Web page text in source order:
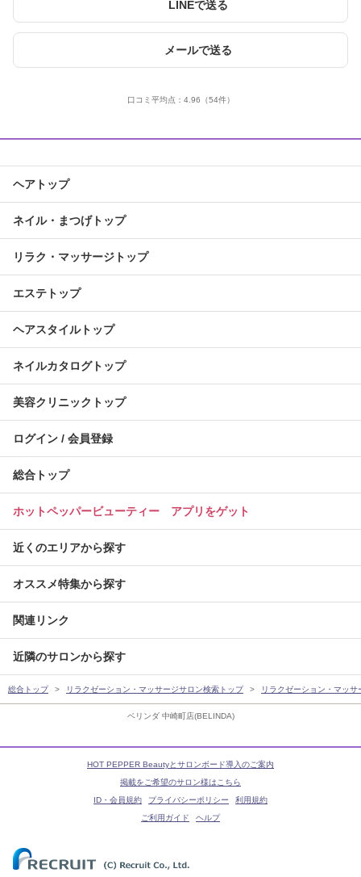
ベリンダ 中崎町店(BELINDA)
LINEで送る
メールで送る
口コミ平均点： 4.96 （54件）
ヘアトップ
ネイル・まつげトップ
リラク・マッサージトップ
エステトップ
ヘアスタイルトップ
ネイルカタログトップ
美容クリニックトップ
ログイン / 会員登録
総合トップ
ホットペッパービューティー アプリをゲット
近くのエリアから探す
オススメ特集から探す
関連リンク
近隣のサロンから探す
総合トップ リラクゼーション・マッサージサロン検索トップ リラクゼーション・マッ
HOT PEPPER Beautyとサロンボード導入のご案内
掲載をご希望のサロン様はこちら
ID・会員規約
プライバシーポリシー
利用規約
ご利用ガイド
ヘルプ